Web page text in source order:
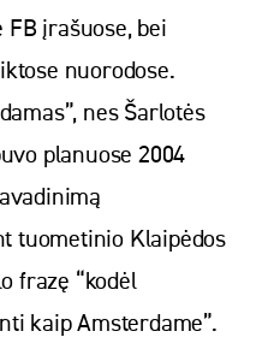
įrašuose, bei
nuorodose.
nes Šarlotės
planuose 2004
tuometinio Klaipėdos
frazę “kodėl
kaip Amsterdame”.